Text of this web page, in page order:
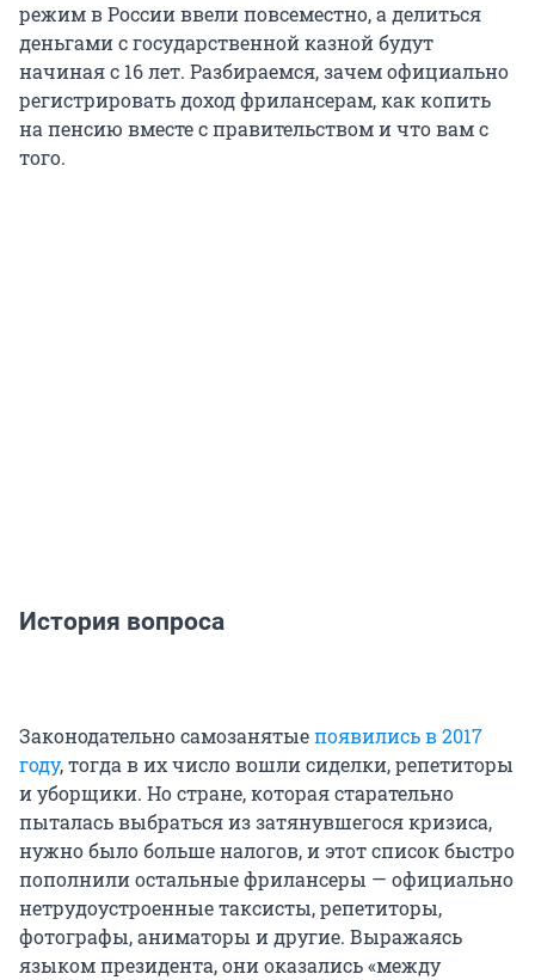
режим в России ввели повсеместно, а делиться
деньгами с государственной казной будут
начиная с 16 лет. Разбираемся, зачем официально
регистрировать доход фрилансерам, как копить
на пенсию вместе с правительством и что вам с
того.
История вопроса
Законодательно самозанятыепоявились в 2017
году, тогда в их число вошли сиделки, репетиторы
и уборщики. Но стране, которая старательно
пыталась выбраться из затянувшегося кризиса,
нужно было больше налогов, и этот список быстро
пополнили остальные фрилансеры — официально
нетрудоустроенные таксисты, репетиторы,
фотографы, аниматоры и другие. Выражаясь
языком президента, они оказались «между